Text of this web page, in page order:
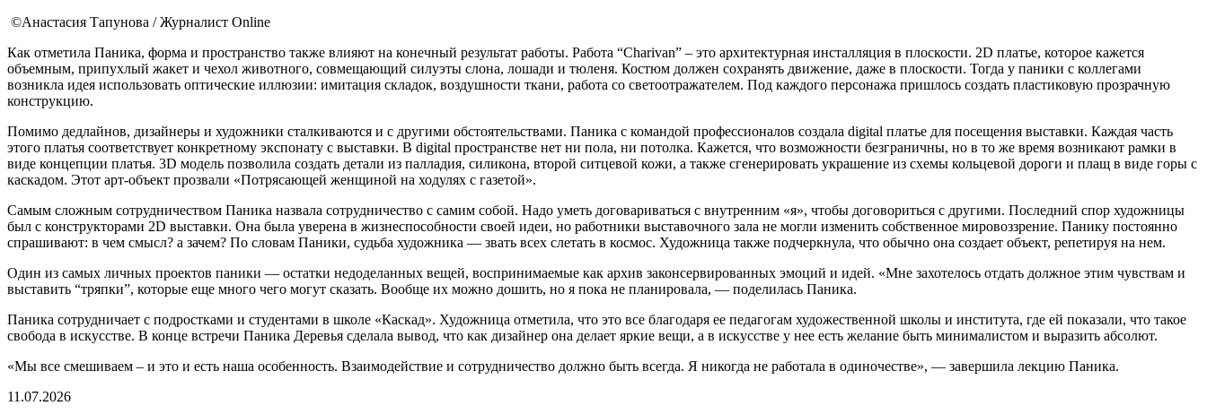
©Анастасия Тапунова / Журналист Online
Как отметила Паника, форма и пространство также влияют на конечный результат работы. Работа “Charivan” – это архитектурная инсталляция в плоскости. 2D платье, которое кажется
объемным, припухлый жакет и чехол животного, совмещающий силуэты слона, лошади и тюленя. Костюм должен сохранять движение, даже в плоскости. Тогда у паники с коллегами
возникла идея использовать оптические иллюзии: имитация складок, воздушности ткани, работа со светоотражателем. Под каждого персонажа пришлось создать пластиковую прозрачную
конструкцию.
Помимо дедлайнов, дизайнеры и художники сталкиваются и с другими обстоятельствами. Паника с командой профессионалов создала digital платье для посещения выставки. Каждая часть
этого платья соответствует конкретному экспонату с выставки. В digital пространстве нет ни пола, ни потолка. Кажется, что возможности безграничны, но в то же время возникают рамки в
виде концепции платья. 3D модель позволила создать детали из палладия, силикона, второй ситцевой кожи, а также сгенерировать украшение из схемы кольцевой дороги и плащ в виде горы с
каскадом. Этот арт-объект прозвали «Потрясающей женщиной на ходулях с газетой».
Самым сложным сотрудничеством Паника назвала сотрудничество с самим собой. Надо уметь договариваться с внутренним «я», чтобы договориться с другими. Последний спор художницы
был с конструкторами 2D выставки. Она была уверена в жизнеспособности своей идеи, но работники выставочного зала не могли изменить собственное мировоззрение. Панику постоянно
спрашивают: в чем смысл? а зачем? По словам Паники, судьба художника — звать всех слетать в космос. Художница также подчеркнула, что обычно она создает объект, репетируя на нем.
Один из самых личных проектов паники — остатки недоделанных вещей, воспринимаемые как архив законсервированных эмоций и идей. «Мне захотелось отдать должное этим чувствам и
выставить “тряпки”, которые еще много чего могут сказать. Вообще их можно дошить, но я пока не планировала, — поделилась Паника.
Паника сотрудничает с подростками и студентами в школе «Каскад». Художница отметила, что это все благодаря ее педагогам художественной школы и института, где ей показали, что такое
свобода в искусстве. В конце встречи Паника Деревья сделала вывод, что как дизайнер она делает яркие вещи, а в искусстве у нее есть желание быть минималистом и выразить абсолют.
«Мы все смешиваем – и это и есть наша особенность. Взаимодействие и сотрудничество должно быть всегда. Я никогда не работала в одиночестве», — завершила лекцию Паника.
11.07.2026